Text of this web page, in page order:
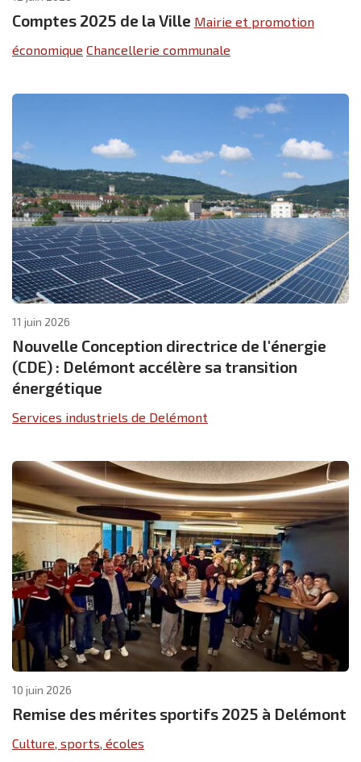
Comptes 2025 de la Ville Mairie et promotion
économique Chancellerie communale
11 juin 2026
Nouvelle Conception directrice de l'énergie
(CDE) : Delémont accélère sa transition
énergétique
Services industriels de Delémont
10 juin 2026
Remise des mérites sportifs 2025 à Delémont
Culture, sports, écoles